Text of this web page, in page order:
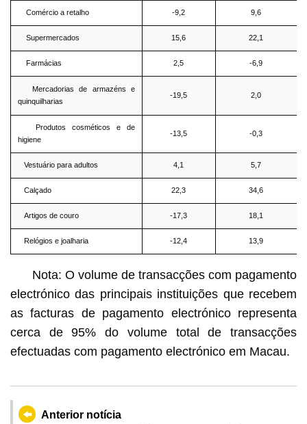
Comércio a retalho -9,2 9,6
Supermercados 15,6 22,1
Farmácias 2,5 -6,9
Mercadorias de armazéns e
quinquilharias
-19,5 2,0
Produtos cosméticos e de
higiene
-13,5 -0,3
Vestuário para adultos 4,1 5,7
Calçado 22,3 34,6
Artigos de couro -17,3 18,1
Relógios e joalharia -12,4 13,9
Nota: O volume de transacções com pagamento
electrónico das principais instituições que recebem
as facturas de pagamento electrónico representa
cerca de 95% do volume total de transacções
efectuadas com pagamento electrónico em Macau.
Anterior notícia